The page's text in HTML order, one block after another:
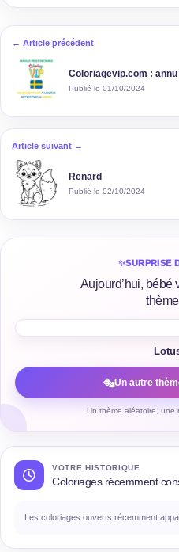
← Article précédent
Coloriagevip.com :
Publié le 01/10/2024
Article suivant →
Renard
Publié le 02/10/2024
✨SURPRISE
Aujourd’hui, bébé
Un autre
Un thème aléatoire, une
VOTRE HISTORIQUE
Coloriages récemment
Les coloriages ouverts récemment